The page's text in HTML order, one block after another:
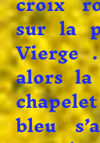
sur la
Vierge
alors
bleu